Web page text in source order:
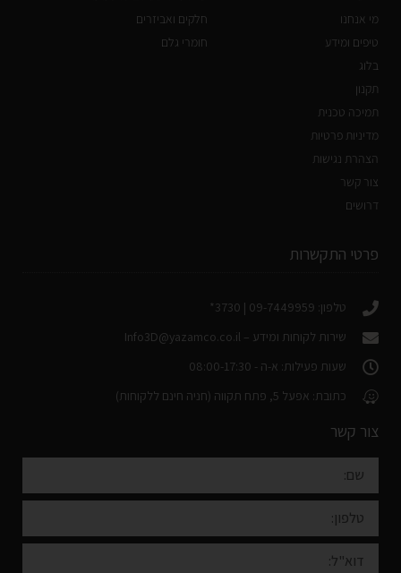
מי אנחנו
טיפים ומידע
בלוג
תקנון
תמיכה טכנית
מדיניות פרטיות
הצהרת נגישות
צור קשר
דרושים
חלקים ואביזרים
חומרי גלם
פרטי התקשרות
טלפון: 09-7449959 | 3730*
שירות לקוחות ומידע – Info3D@yazamco.co.il
שעות פעילות: א-ה - 08:00-17:30
כתובת: אפעל 5, פתח תקווה (חניה חינם ללקוחות)
צור קשר